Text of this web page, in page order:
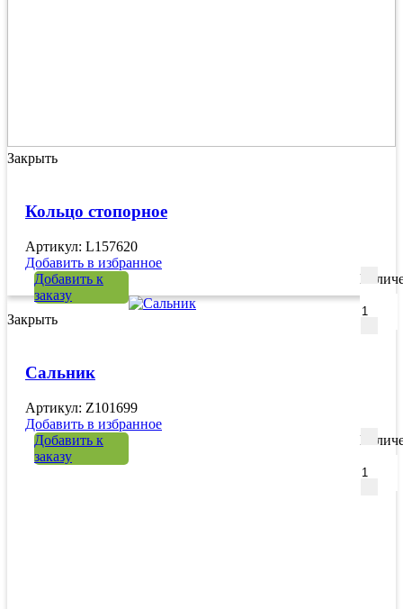
Закрыть
Кольцо стопорное
Артикул: L157620
Добавить в избранное
Добавить к
заказу
Закрыть
Сальник
Артикул: Z101699
Добавить в избранное
Добавить к
заказу